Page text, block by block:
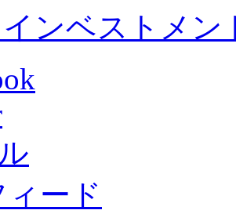
ンベストメン
ィード